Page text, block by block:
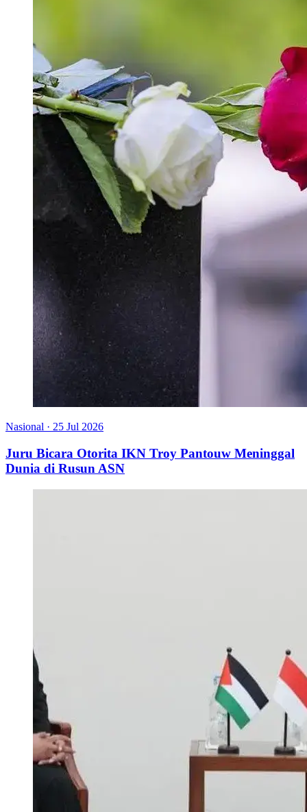
Nasional · 25 Jul 2026
Juru Bicara Otorita IKN Troy Pantouw Meninggal
Dunia di Rusun ASN